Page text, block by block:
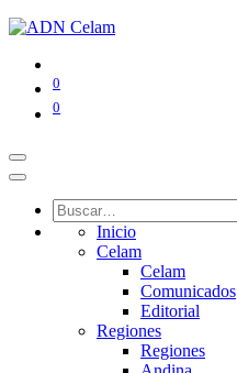
0
0
Inicio
Celam
Celam
Comunicados
Editorial
Regiones
Regiones